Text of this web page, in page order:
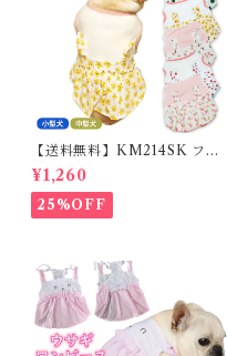
【送料無料】KM214SK フレ
ブル 女の子 スカート ワンピー
ス夏 フリル 犬服 ドックウェア
¥1,260
25%OFF